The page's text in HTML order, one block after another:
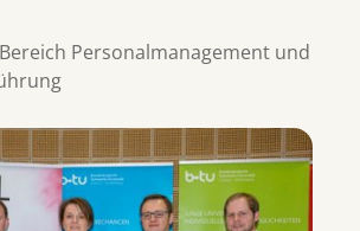
Personalmanagement und